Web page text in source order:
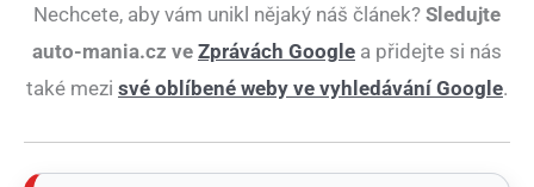
Nechcete, aby vám unikl nějaký náš článek? Sledujte
auto-mania.cz ve Zprávách Google a přidejte si nás
také mezi své oblíbené weby ve vyhledávání Google.